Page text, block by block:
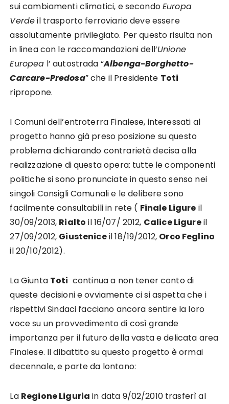
sui cambiamenti climatici, e secondoEuropa
Verdeil trasporto ferroviario deve essere
assolutamente privilegiato. Per questo risulta non
in linea con le raccomandazioni dell’Unione
Europea l’ autostrada “Albenga-Borghetto-
Carcare-Predosa” che il Presidente Toti
ripropone.
I Comuni dell’entroterra Finalese, interessati al
progetto hanno già preso posizione su questo
problema dichiarando contrarietà decisa alla
realizzazione di questa opera: tutte le componenti
politiche si sono pronunciate in questo senso nei
singoli Consigli Comunali e le delibere sono
facilmente consultabili in rete ( Finale Ligure il
30/09/2013, Rialto il 16/07/ 2012, Calice Ligureil
27/09/2012, Giusteniceil 18/19/2012, Orco Feglino
il 20/10/2012).
La Giunta Toti continua a non tener conto di
queste decisioni e ovviamente ci si aspetta che i
rispettivi Sindaci facciano ancora sentire la loro
voce su un provvedimento di così grande
importanza per il futuro della vasta e delicata area
Finalese. Il dibattito su questo progetto è ormai
decennale, e parte da lontano:
La Regione Liguria in data 9/02/2010 trasferì al